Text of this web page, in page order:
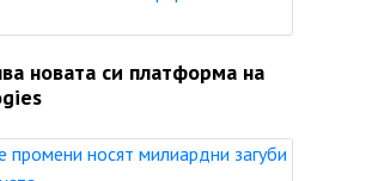
новата си платформа на